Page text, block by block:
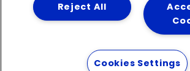
INVESTIDORES
Reject All
Cookies Settings